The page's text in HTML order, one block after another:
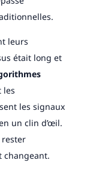
leurs
était long et
les
les signaux
un clin d’œil.
changeant.